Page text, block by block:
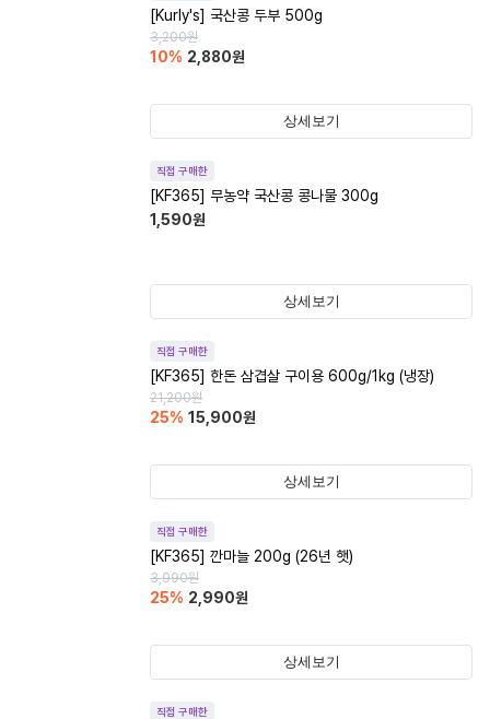
[Kurly's] 국산콩 두부 500g
3,200원
10% 2,880원
상세보기
직접 구매한
[KF365] 무농약 국산콩 콩나물 300g
1,590원
상세보기
직접 구매한
[KF365] 한돈 삼겹살 구이용 600g/1kg (냉장)
21,200원
25% 15,900원
상세보기
직접 구매한
[KF365] 깐마늘 200g (26년 햇)
3,990원
25% 2,990원
상세보기
직접 구매한